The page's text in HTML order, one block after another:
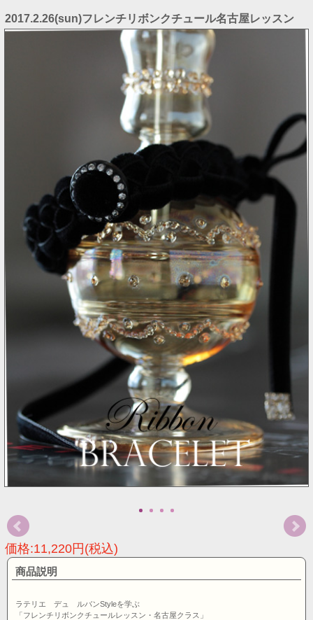
2017.2.26(sun)フレンチリボンクチュール名古屋レッスン
価格:11,220円(税込)
商品説明
ラテリエ デュ ルバンStyleを学ぶ
「フレンチリボンクチュールレッスン・名古屋クラス」